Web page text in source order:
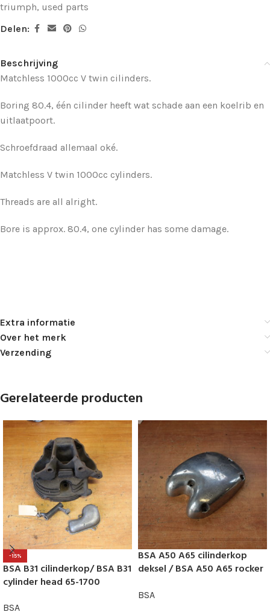
triumph, used parts
Delen:
Beschrijving
Matchless 1000cc V twin cilinders.
Boring 80.4, één cilinder heeft wat schade aan een koelrib en
uitlaatpoort.
Schroefdraad allemaal oké.
Matchless V twin 1000cc cylinders.
Threads are all alright.
Bore is approx. 80.4, one cylinder has some damage.
Extra informatie
Over het merk
Verzending
Gerelateerde producten
-15%
BSA B31 cilinderkop/ BSA B31
cylinder head 65-1700
BSA
BSA A50 A65 cilinderkop
deksel / BSA A50 A65 rocker
BSA